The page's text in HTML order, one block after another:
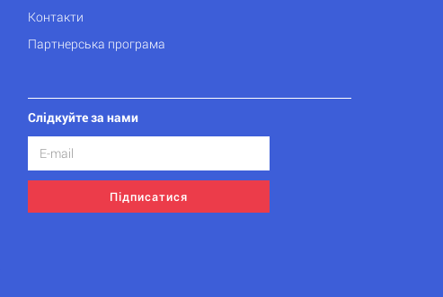
Контакти
Партнерська програма
Слідкуйте за нами
Підписатися